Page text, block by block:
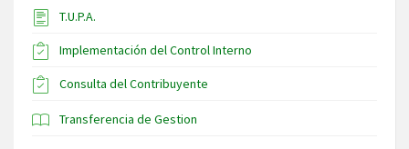
T.U.P.A.
Implementación del Control Interno
Consulta del Contribuyente
Transferencia de Gestion